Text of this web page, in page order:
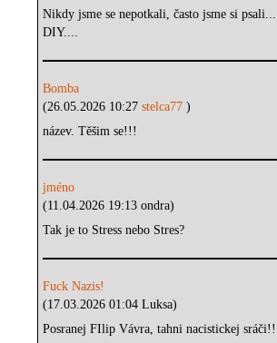
Nikdy jsme se nepotkali, často jsme si
DIY....
Bomba
(26.05.2026 10:27stelca77)
název. Těšim se!!!
jméno
(11.04.2026 19:13 ondra)
Tak je to Stress nebo Stres?
Fuck Nazis!
(17.03.2026 01:04 Luksa)
Posranej FIlip Vávra, tahni nacistickej sráči!!